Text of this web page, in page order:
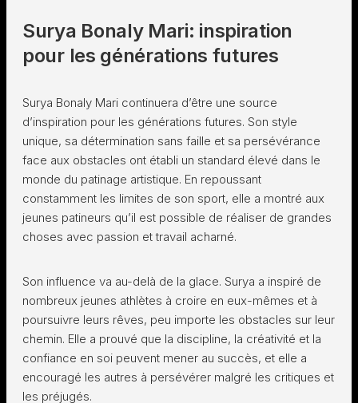
Surya Bonaly Mari: inspiration
pour les générations futures
Surya Bonaly Mari continuera d’être une source
d’inspiration pour les générations futures. Son style
unique, sa détermination sans faille et sa persévérance
face aux obstacles ont établi un standard élevé dans le
monde du patinage artistique. En repoussant
constamment les limites de son sport, elle a montré aux
jeunes patineurs qu’il est possible de réaliser de grandes
choses avec passion et travail acharné.
Son influence va au-delà de la glace. Surya a inspiré de
nombreux jeunes athlètes à croire en eux-mêmes et à
poursuivre leurs rêves, peu importe les obstacles sur leur
chemin. Elle a prouvé que la discipline, la créativité et la
confiance en soi peuvent mener au succès, et elle a
encouragé les autres à persévérer malgré les critiques et
les préjugés.